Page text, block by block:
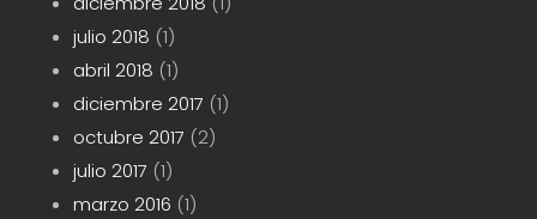
julio 2018 (1)
abril 2018 (1)
diciembre 2017 (1)
octubre 2017 (2)
julio 2017 (1)
marzo 2016 (1)